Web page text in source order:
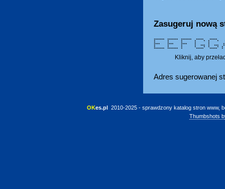
Zasugeruj nową
******* ******* ******* *****
* * * * * * *
* * * * *
**** **** **** *
* * * * *** * ***
* * * * * * *
******* ******* * *****
Kliknij, aby
Adres sugerowanej
OKes.pl 2010-2025 - sprawdzony katalog stron www,
Thumbshots